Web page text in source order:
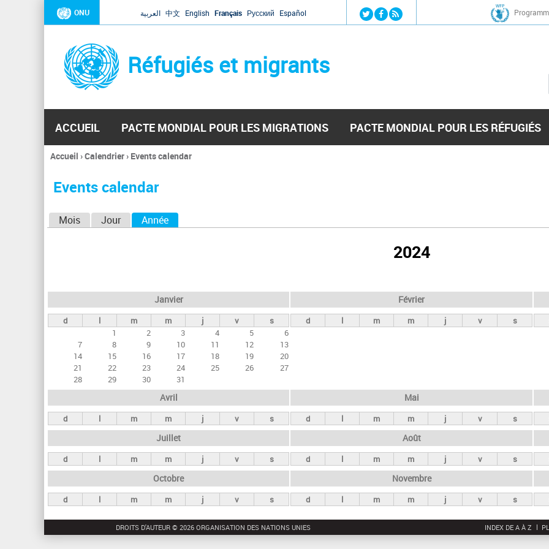
Jump to navigation
ONU العربية 中文 English Français Русский Español
Réfugiés et migrants
ACCUEIL PACTE MONDIAL POUR LES MIGRATIONS PACTE MONDIAL POUR LES RÉFUGIÉS
Vous
ici
Accueil ›Calendrier› Events calendar
Events calendar
e
t
s
n
c
i
p
a
x
Mois Jour Année
2024
Janvier
d l m m j v
s
1
2 3 4 5
6
7
8 9 10 11 12
13
14
15 16 17 18 19
20
21
22 23 24 25 26
27
28
29 30 31
Février
d l m m j v s
Avril
d l m m j v s
Mai
d l m m j v s
Juillet
d l m m j v s
Août
d l m m j v s
Octobre
d l m m j v s
Novembre
d l m m j v s
DROITS D'AUTEUR © 2026 ORGANISATION DES NATIONS UNIES INDEX DE A À Z